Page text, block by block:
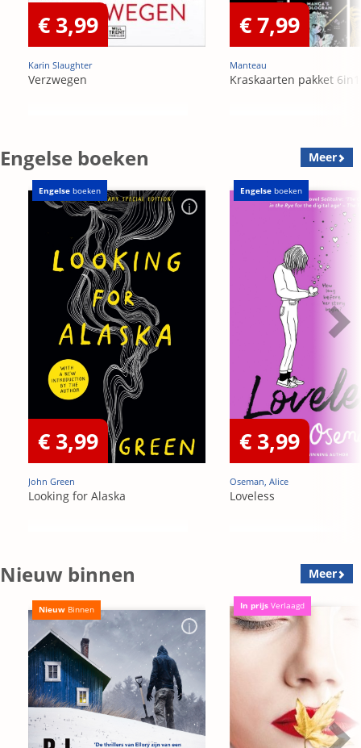
€ 3,99
Karin Slaughter
Verzwegen
€ 7,99
Manteau
Kraskaarten pakket 6in1
Engelse boeken Meer
Engelse boeken
€ 3,99
John Green
Looking for Alaska
Engelse boeken
€ 3,99
Oseman, Alice
Loveless
Nieuw binnen Meer
Nieuw Binnen In prijs Verlaagd